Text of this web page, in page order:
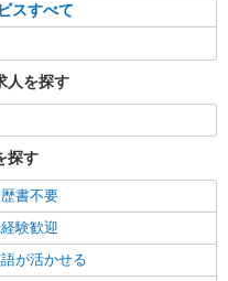
スすべて
人を探す
探す
書不要
験歓迎
が活かせる